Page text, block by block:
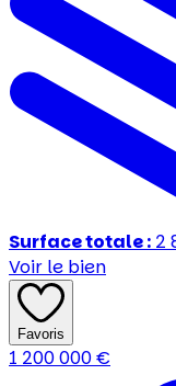
Surface totale : 2
Voir le bien
Favoris
1 200 000€